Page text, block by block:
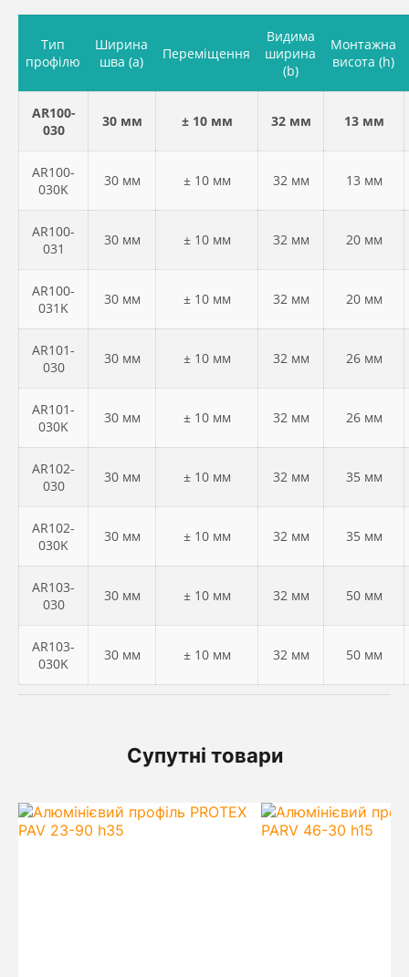
Тип
профілю
Ширина
шва (a)
Переміщення
Видима
ширина
(b)
Монтажна
висота (h)
AR100-
030
30 мм ± 10 мм 32 мм 13 мм
AR100-
030K
30 мм ± 10 мм 32 мм 13 мм
AR100-
031
30 мм ± 10 мм 32 мм 20 мм
AR100-
031K
30 мм ± 10 мм 32 мм 20 мм
AR101-
030
30 мм ± 10 мм 32 мм 26 мм
AR101-
030K
30 мм ± 10 мм 32 мм 26 мм
AR102-
030
30 мм ± 10 мм 32 мм 35 мм
AR102-
030K
30 мм ± 10 мм 32 мм 35 мм
AR103-
030
30 мм ± 10 мм 32 мм 50 мм
AR103-
030K
30 мм ± 10 мм 32 мм 50 мм
Супутні товари